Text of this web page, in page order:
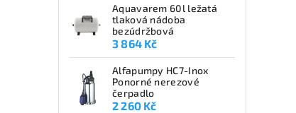
Aquavarem 60l ležatá
tlaková nádoba
bezúdržbová
3 864 Kč
Alfapumpy HC7-Inox
Ponorné nerezové
čerpadlo
2 260 Kč